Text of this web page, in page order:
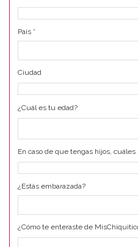
País *
Ciudad
¿Cuál es tu edad?
En caso de que tengas hijos,
¿Estás embarazada?
¿Cómo te enteraste de